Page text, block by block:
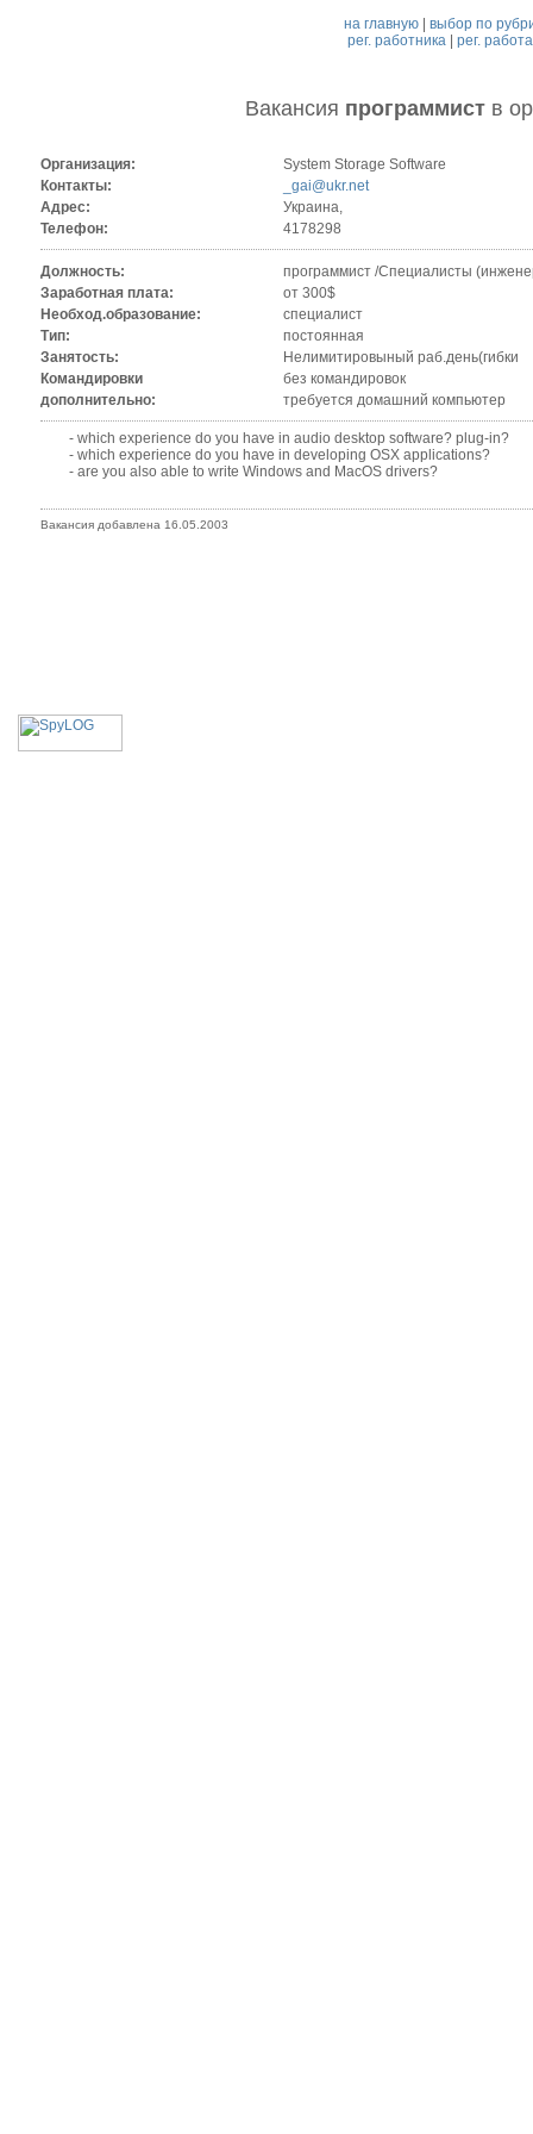
на главную |выбор по
рег. работника| рег.
Вакансия программист в
Организация:
System Storage Software
Контакты:
_gai@ukr.net
Адрес:
Украина,
Телефон:
4178298
Должность:
программист /Специалисты
Заработная плата:
от 300$
Необход.образование:
специалист
Тип:
постоянная
Занятость:
Нелимитировыный раб.день(гибки
Командировки
без командировок
дополнительно:
требуется домашний компьютер
- which experience do you have in audio desktop software? plug-in?
- which experience do you have in developing OSX applications?
- are you also able to write Windows and MacOS drivers?
Вакансия добавлена 16.05.2003